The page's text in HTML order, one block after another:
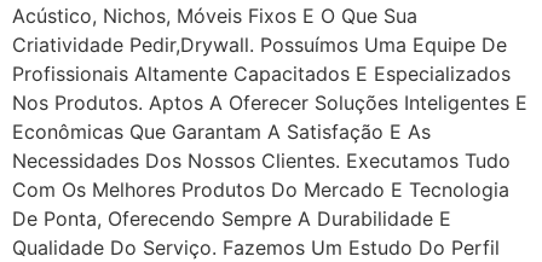
Acústico, Nichos, Móveis Fixos E O Que Sua
Criatividade Pedir,drywall. Possuímos Uma Equipe De
Profissionais Altamente Capacitados E Especializados
Nos Produtos. Aptos A Oferecer Soluções Inteligentes E
Econômicas Que Garantam A Satisfação E As
Necessidades Dos Nossos Clientes. Executamos Tudo
Com Os Melhores Produtos Do Mercado E Tecnologia
De Ponta, Oferecendo Sempre A Durabilidade E
Qualidade Do Serviço. Fazemos Um Estudo Do Perfil